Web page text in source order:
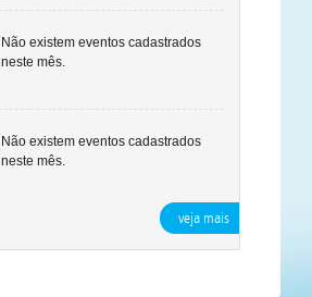
Não existem eventos cadastrados
neste mês.
Não existem eventos cadastrados
neste mês.
veja mais